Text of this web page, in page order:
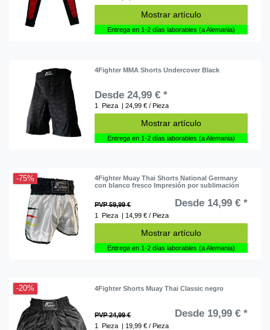
Mostrar artículo
Entrega en 1-2 días laborables (a Alemania)
4Fighter MMA Shorts Undercover Black
Desde 24,99 € *
1 Pieza | 24,99 € / Pieza
Mostrar artículo
Entrega en 1-2 días laborables (a Alemania)
-75%
4Fighter Muay Thai Shorts National Germany
con blanco fresco Impresión por sublimación
PVP 59,99 € Desde 14,99 € *
1 Pieza | 14,99 € / Pieza
Mostrar artículo
Entrega en 1-2 días laborables (a Alemania)
-20% 4Fighter Shorts Muay Thai Classic negro
PVP 24,99 € Desde 19,99 € *
1 Pieza | 19,99 € / Pieza